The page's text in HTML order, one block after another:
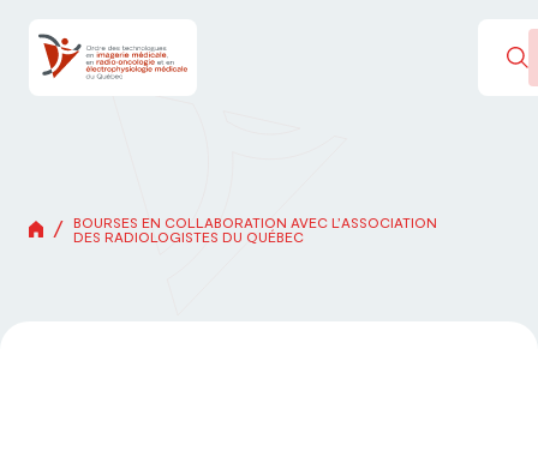
/
BOURSES EN COLLABORATION AVEC L’ASSOCIATION
DES RADIOLOGISTES DU QUÉBEC